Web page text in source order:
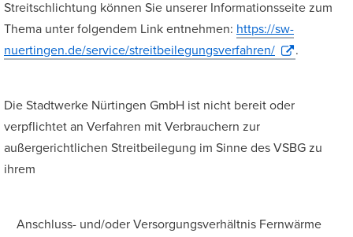
Streitschlichtung können Sie unserer Informationsseite zum
Thema unter folgendem Link entnehmen: https://sw-
nuertingen.de/service/streitbeilegungsverfahren/
.
Die Stadtwerke Nürtingen GmbH ist nicht bereit oder
verpflichtet an Verfahren mit Verbrauchern zur
außergerichtlichen Streitbeilegung im Sinne des VSBG zu
ihrem
Anschluss- und/oder Versorgungsverhältnis Fernwärme